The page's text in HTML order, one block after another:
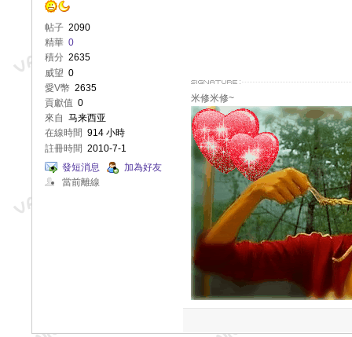
帖子 2090
精華 0
積分 2635
威望 0
愛V幣 2635
貢獻值 0
來自 马来西亚
在線時間 914 小時
註冊時間 2010-7-1
發短消息
加為好友
當前離線
米修米修~